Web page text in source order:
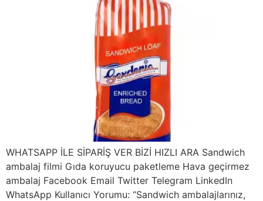
WHATSAPP İLE SİPARİŞ VER BİZİ HIZLI ARA Sandwich
ambalaj filmi Gıda koruyucu paketleme Hava geçirmez
ambalaj Facebook Email Twitter Telegram LinkedIn
WhatsApp Kullanıcı Yorumu: “Sandwich ambalajlarınız,